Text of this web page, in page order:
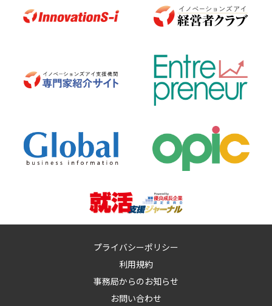
プライバシーポリシー
利用規約
事務局からのお知らせ
お問い合わせ